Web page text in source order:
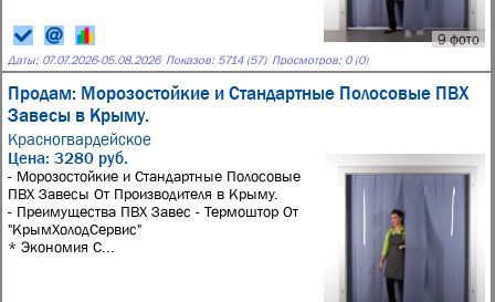
9 фото
Даты: 07.07.2026-05.08.2026 Показов: 5714 (57) Просмотров: 0 (0)
Продам: Морозостойкие и Стандартные Полосовые ПВХ
Завесы в Крыму.
Красногвардейское
Цена: 3280 руб.
- Морозостойкие и Стандартные Полосовые
ПВХ Завесы От Производителя в Крыму.
- Преимущества ПВХ Завес - Термоштор От
"КрымХолодСервис"
* Экономия С...